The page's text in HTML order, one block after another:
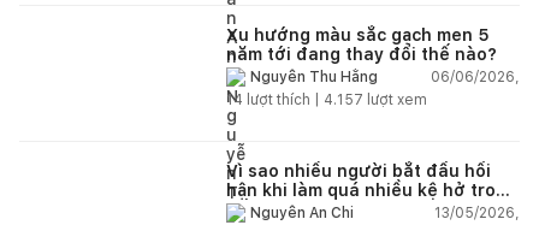
Xu hướng màu sắc gạch men 5
năm tới đang thay đổi thế nào?
Nguyễn Thu Hằng
06/06/2026,
14 lượt thích | 4.157 lượt xem
Vì sao nhiều người bắt đầu hối
hận khi làm quá nhiều kệ hở trong
bếp?Nguyễn An Chi
13/05/2026,